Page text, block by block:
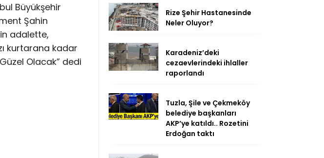
Büyükşehir
Şahin
adalette,
kurtarana kadar
Olacak” dedi
Rize Şehir Hastanesinde
Neler Oluyor?
Karadeniz’deki
cezaevlerindeki ihlaller
raporlandı
Tuzla, Şile ve Çekmeköy
belediye başkanları
AKP’ye katıldı.. Rozetini
Erdoğan taktı